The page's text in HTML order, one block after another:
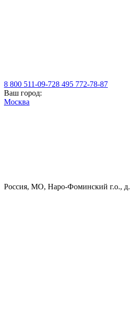
8 800 511-09-728 495 772-78-87
Ваш город:
Москва
Россия, МO, Наро-Фоминский г.о.,